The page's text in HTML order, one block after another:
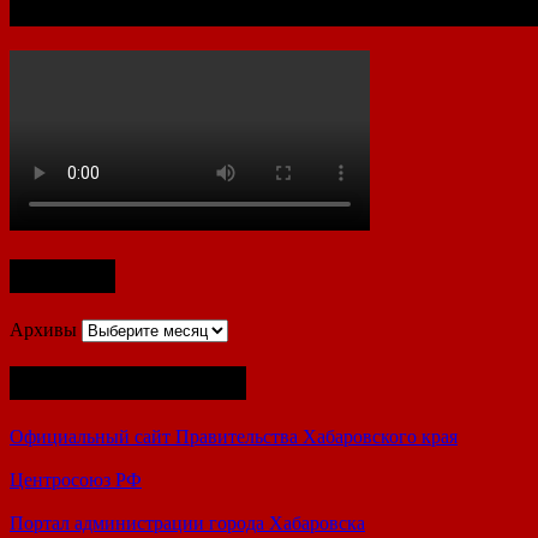
Архивы
Официальный сайт Правительства Хабаровского края
Центросоюз РФ
Портал администрации города Хабаровска